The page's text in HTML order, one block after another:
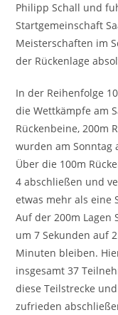
Philipp Schall und
Startgemeinschaft
Meisterschaften im
der Rückenlage
In der Reihenfolge
die Wettkämpfe am
Rückenbeine, 200m
wurden am Sonntag
Über die 100m
4 abschließen und
etwas mehr als eine
Auf der 200m Lagen
um 7 Sekunden auf
Minuten bleiben.
insgesamt 37
diese Teilstrecke
zufrieden